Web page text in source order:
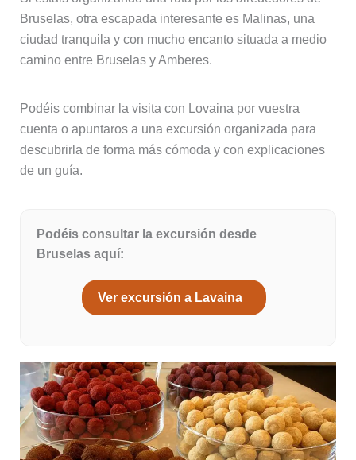
Bruselas, otra escapada interesante es Malinas, una
ciudad tranquila y con mucho encanto situada a medio
camino entre Bruselas y Amberes.
Podéis combinar la visita con Lovaina por vuestra
cuenta o apuntaros a una excursión organizada para
descubrirla de forma más cómoda y con explicaciones
de un guía.
Podéis consultar la excursión desde
Bruselas aquí:
Ver excursión a Lavaina